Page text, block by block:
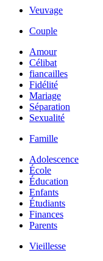
Veuvage
Couple
Amour
Célibat
fiancailles
Fidélité
Mariage
Séparation
Sexualité
Famille
Adolescence
École
Éducation
Enfants
Étudiants
Finances
Parents
Vieillesse